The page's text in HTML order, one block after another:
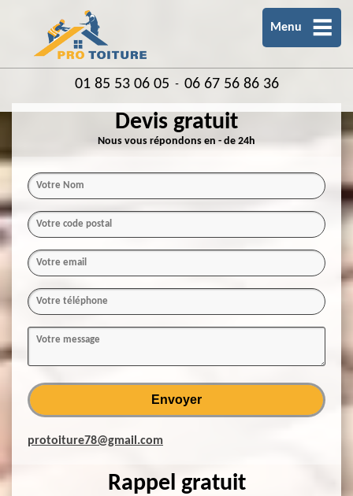
Menu
01 85 53 06 05 - 06 67 56 86 36
Devis gratuit
Nous vous répondons en - de 24h
protoiture78@gmail.com
Rappel gratuit